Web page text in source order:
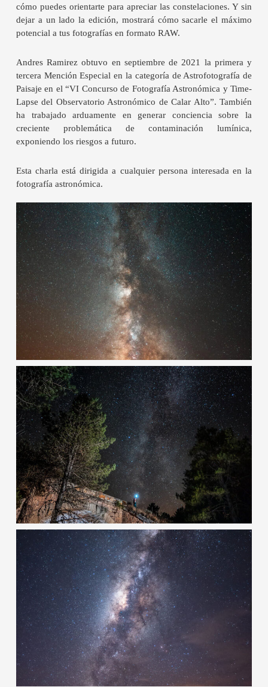
cómo puedes orientarte para apreciar las constelaciones. Y sin
dejar a un lado la edición, mostrará cómo sacarle el máximo
potencial a tus fotografías en formato RAW.
Andres Ramirez obtuvo en septiembre de 2021 la primera y
tercera Mención Especial en la categoría de Astrofotografía de
Paisaje en el “VI Concurso de Fotografía Astronómica y Time-
Lapse del Observatorio Astronómico de Calar Alto”. También
ha trabajado arduamente en generar conciencia sobre la
creciente problemática de contaminación lumínica,
exponiendo los riesgos a futuro.
Esta charla está dirigida a cualquier persona interesada en la
fotografía astronómica.